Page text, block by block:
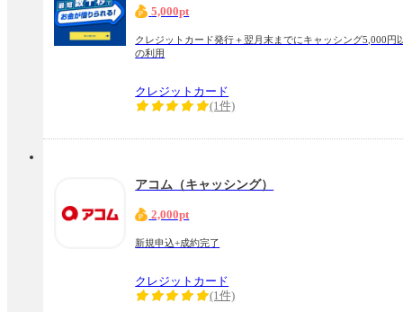
5,000pt
クレジットカード発行＋翌月末までにキャッシング5,000円
の利用
クレジットカード
(1件)
アコム（キャッシング）
2,000pt
新規申込+成約完了
クレジットカード
(1件)